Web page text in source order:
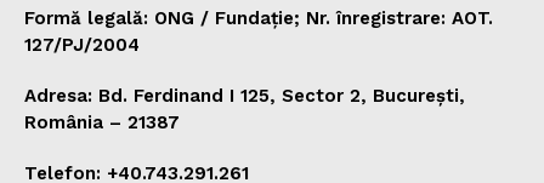
Formă legală: ONG / Fundație; Nr. înregistrare: AOT.
127/PJ/2004
Adresa: Bd. Ferdinand I 125, Sector 2, București,
România – 21387
Telefon: +40.743.291.261